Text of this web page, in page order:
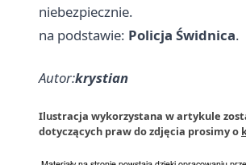
niebezpiecznie.
na podstawie: Policja Świdnica.
Autor:krystian
Ilustracja wykorzystana w artykule
dotyczących praw do zdjęcia prosimy o